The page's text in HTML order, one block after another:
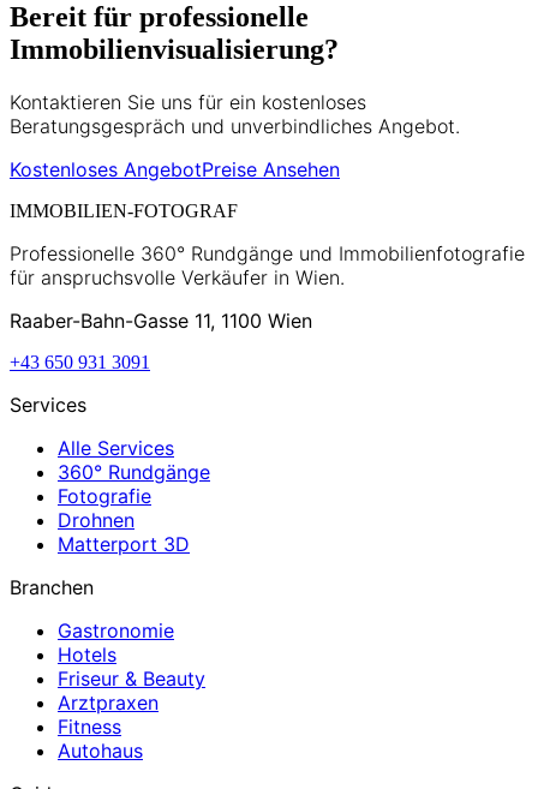
Bereit für professionelle
Immobilienvisualisierung?
Kontaktieren Sie uns für ein kostenloses
Beratungsgespräch und unverbindliches Angebot.
Kostenloses AngebotPreise Ansehen
IMMOBILIEN-FOTOGRAF
Professionelle 360° Rundgänge und Immobilienfotografie
für anspruchsvolle Verkäufer in Wien.
Raaber-Bahn-Gasse 11, 1100 Wien
+43 650 931 3091
Services
Alle Services
360° Rundgänge
Fotografie
Drohnen
Matterport 3D
Branchen
Gastronomie
Hotels
Friseur & Beauty
Arztpraxen
Fitness
Autohaus